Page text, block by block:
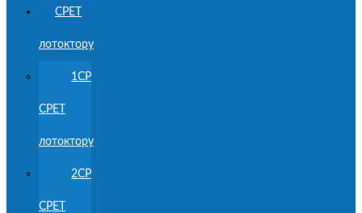
CPET
лотоктору
1CP
CPET
лотоктору
2CP
CPET